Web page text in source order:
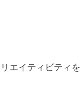
エイティビティを